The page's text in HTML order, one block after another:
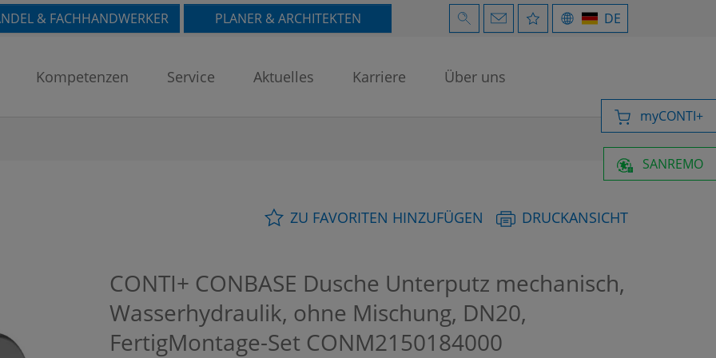
& FACHHANDWERKER PLANER & ARCHITEKTEN DE
Kompetenzen Service Aktuelles Karriere Über uns
SANREMO
myCONTI+
ZU FAVORITEN HINZUFÜGEN DRUCKANSICHT
CONTI+ CONBASE Dusche Unterputz mechanisch,
Wasserhydraulik, ohne Mischung, DN20,
FertigMontage-Set CONM2150184000